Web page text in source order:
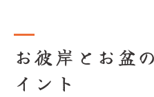
お彼岸とお盆
イント